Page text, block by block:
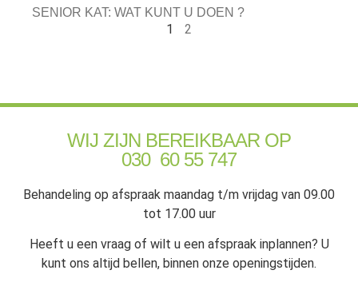
SENIOR KAT: WAT KUNT U DOEN ?
1 2
WIJ ZIJN BEREIKBAAR OP
030 60 55 747
Behandeling op afspraak maandag t/m vrijdag van 09.00
tot 17.00 uur
Heeft u een vraag of wilt u een afspraak inplannen? U
kunt ons altijd bellen, binnen onze openingstijden.